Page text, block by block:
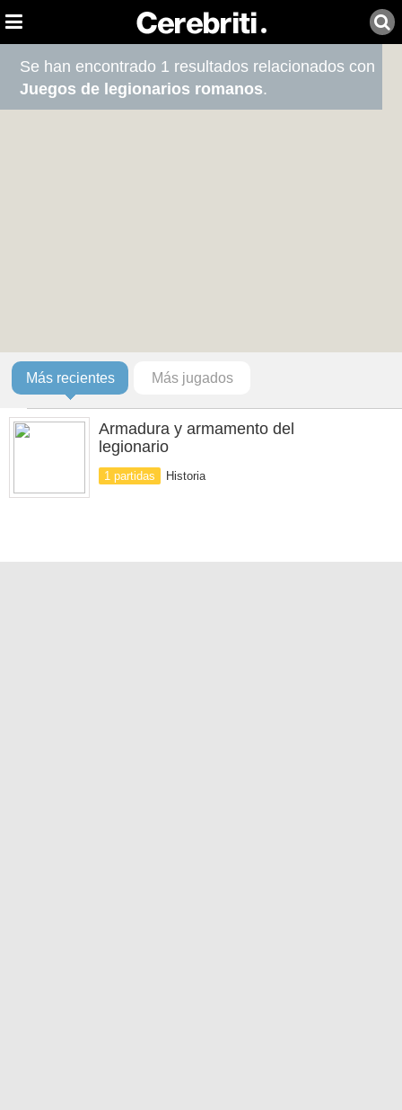
Se han encontrado 1 resultados relacionados con
Juegos de legionarios romanos.
Más recientes Más jugados
Armadura y armamento del
legionario
1 partidas Historia